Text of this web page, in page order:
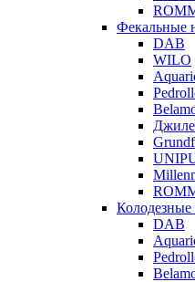
Фекальные
DAB
WILO
Колодезные
DAB